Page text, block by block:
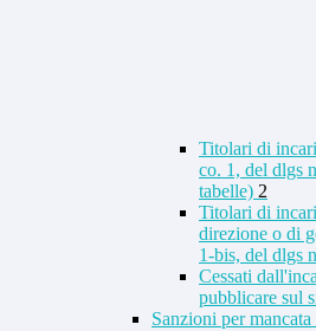
Titolari di
co. 1, del dlgs
tabelle) 2
Titolari di
direzione o di
1-bis, del dlgs
Cessati
pubblicare sul
Sanzioni per